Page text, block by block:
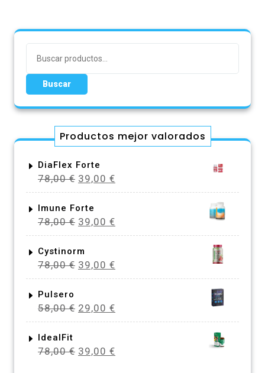
por:
Buscar
Productos mejor valorados
DiaFlex Forte
78,00€ El
precio
original
era:
78,00 €.
39,00 €
precio
39,00 €.
Imune Forte
78,00€ El
precio
original
era:
78,00 €.
39,00 €
precio
39,00 €.
Cystinorm
78,00€ El
precio
era:
78,00 €.
39,00 €
precio
39,00 €.
Pulsero
58,00€ El
precio
era:
29,00 €
precio
IdealFit
78,00€ El
39,00 €